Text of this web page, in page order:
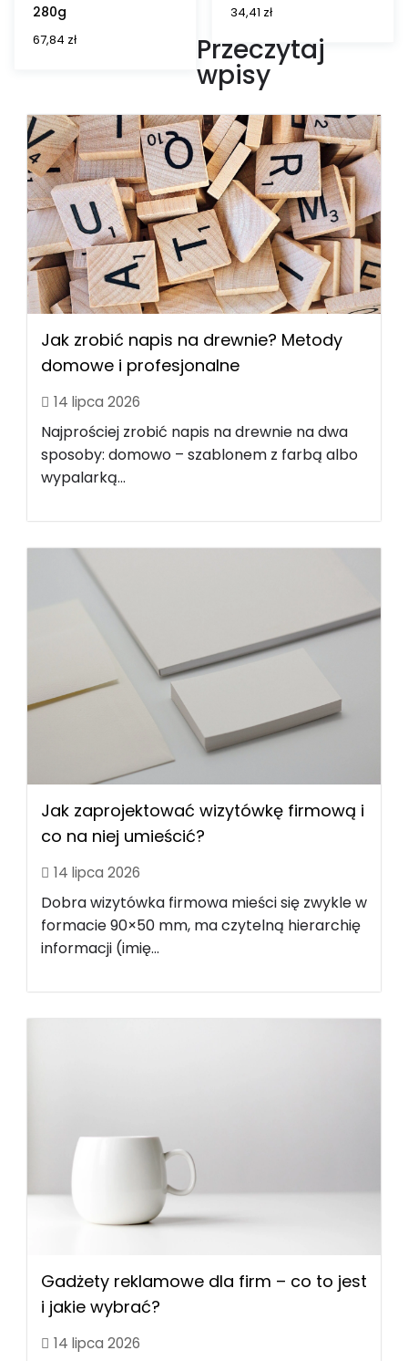
280g
67,84 zł
34,41 zł
Przeczytaj
wpisy
Jak zrobić napis na drewnie? Metody
domowe i profesjonalne
14 lipca 2026
Najprościej zrobić napis na drewnie na dwa
sposoby: domowo – szablonem z farbą albo
wypalarką...
Jak zaprojektować wizytówkę firmową i
co na niej umieścić?
14 lipca 2026
Dobra wizytówka firmowa mieści się zwykle w
formacie 90×50 mm, ma czytelną hierarchię
informacji (imię...
Gadżety reklamowe dla firm – co to jest
i jakie wybrać?
14 lipca 2026